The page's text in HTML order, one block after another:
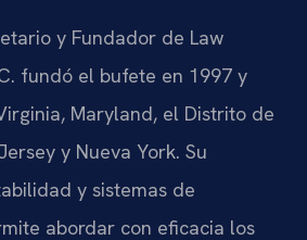
y Fundador de Law
fundó el bufete en 1997 y
Maryland, el Distrito de
y Nueva York. Su
y sistemas de
abordar con eficacia los